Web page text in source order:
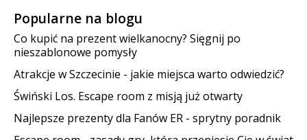
Popularne na blogu
Co kupić na prezent wielkanocny? Sięgnij po
nieszablonowe pomysły
Atrakcje w Szczecinie - jakie miejsca warto odwiedzić?
Świński Los. Escape room z misją już otwarty
Najlepsze prezenty dla Fanów ER - sprytny poradnik